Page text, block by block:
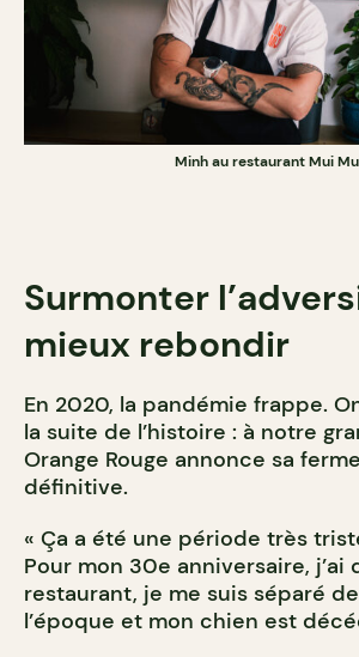
Minh au restaurant Mui
Surmonter
mieux rebondir
En 2020, la pandémie frappe.
la suite de l’histoire : à notre
Orange Rouge annonce sa
définitive.
« Ça a été une période très
Pour mon 30e anniversaire, j’ai
restaurant, je me suis séparé
l’époque et mon chien est